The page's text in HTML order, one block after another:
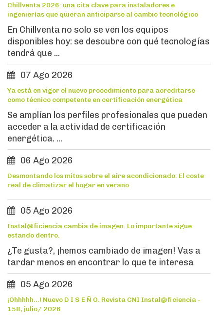
Chillventa 2026: una cita clave para instaladores e
ingenierías que quieran anticiparse al cambio tecnológico
En Chillventa no solo se ven los equipos
disponibles hoy: se descubre con qué tecnologías
tendrá que ...
07 Ago 2026
Ya está en vigor el nuevo procedimiento para acreditarse
como técnico competente en certificación energética
Se amplían los perfiles profesionales que pueden
acceder a la actividad de certificación
energética. ...
06 Ago 2026
Desmontando los mitos sobre el aire acondicionado: El coste
real de climatizar el hogar en verano
05 Ago 2026
Instal@ficiencia cambia de imagen. Lo importante sigue
estando dentro.
¿Te gusta?, ¡hemos cambiado de imagen! Vas a
tardar menos en encontrar lo que te interesa
05 Ago 2026
¡Ohhhhh...! Nuevo D I S E Ñ O. Revista CNI Instal@ficiencia -
158, julio/ 2026